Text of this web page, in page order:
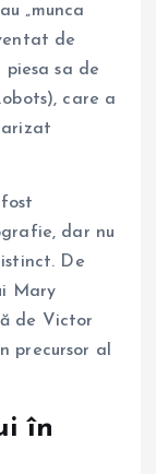
„munca
de
piesa sa de
care a
dar nu
De
Mary
de Victor
precursor al
în